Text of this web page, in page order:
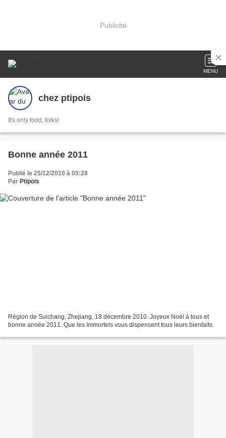
Publicité
MENU
chez ptipois
It's only food, folks!
Bonne année 2011
Publié le 25/12/2010 à 05:28
Par Ptipois
Région de Suichang, Zhejiang, 18 décembre 2010. Joyeux Noël à tous et
bonne année 2011. Que les Immortels vous dispensent tous leurs bienfaits.